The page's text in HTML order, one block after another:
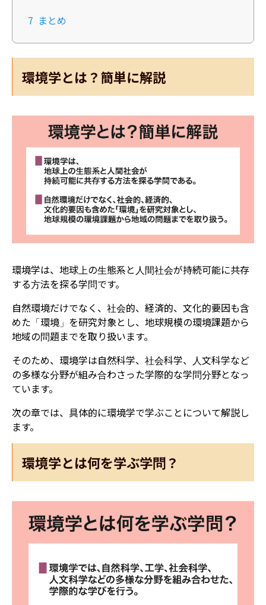
7 まとめ
環境学とは？簡単に解説
環境学は、地球上の生態系と人間社会が持続可能に共存
する方法を探る学問です。
自然環境だけでなく、社会的、経済的、文化的要因も含
めた「環境」を研究対象とし、地球規模の環境課題から
地域の問題までを取り扱います。
そのため、環境学は自然科学、社会科学、人文科学など
の多様な分野が組み合わさった学際的な学問分野となっ
ています。
次の章では、具体的に環境学で学ぶことについて解説し
ます。
環境学とは何を学ぶ学問？